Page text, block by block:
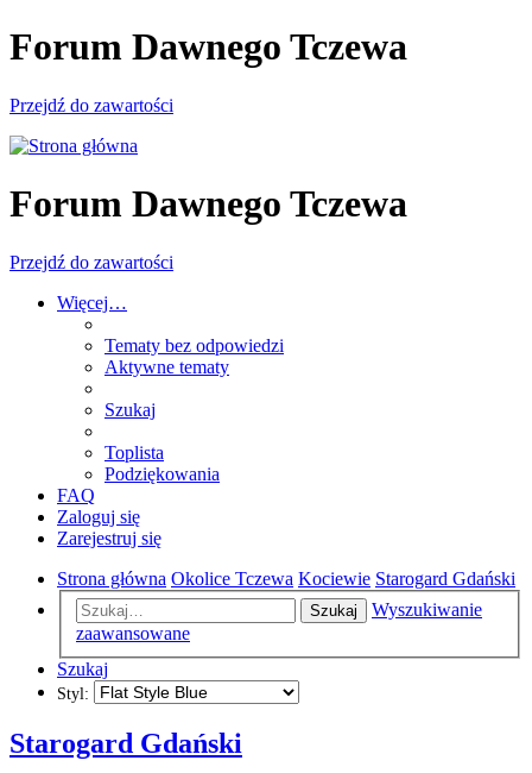
Forum Dawnego Tczewa
Przejdź do zawartości
Forum Dawnego Tczewa
Przejdź do zawartości
Więcej…
Tematy bez odpowiedzi
Aktywne tematy
Szukaj
Toplista
Podziękowania
FAQ
Zaloguj się
Zarejestruj się
Strona główna Okolice Tczewa Kociewie Starogard Gdański
Szukaj
Wyszukiwanie
zaawansowane
Szukaj
Styl:
Starogard Gdański